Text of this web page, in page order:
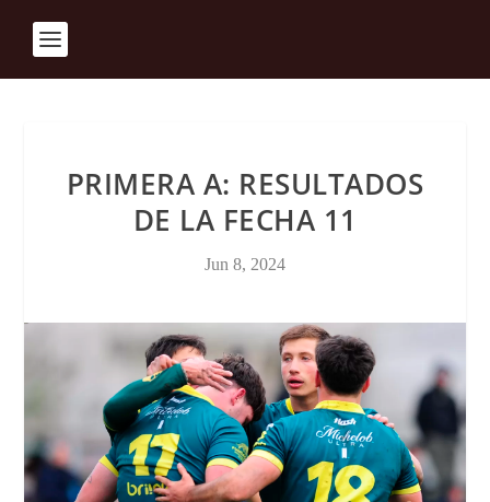
PRIMERA A: RESULTADOS
DE LA FECHA 11
Jun 8, 2024